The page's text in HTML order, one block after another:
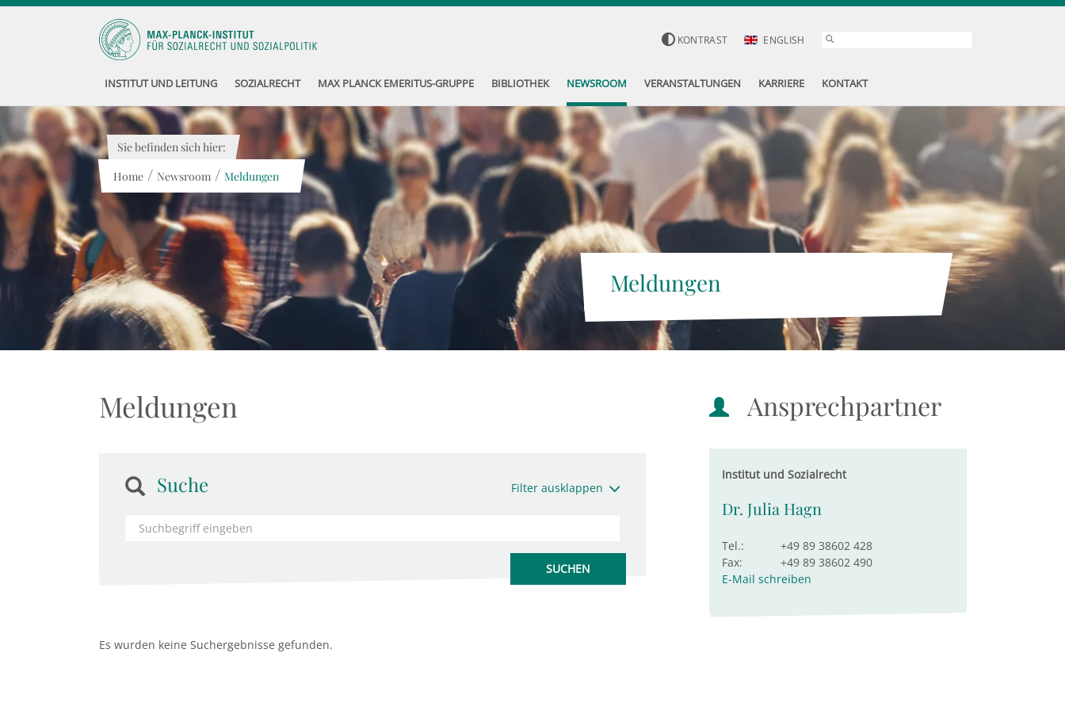
KONTRAST ENGLISH
INSTITUT UND LEITUNG SOZIALRECHT MAX PLANCK EMERITUS-GRUPPE BIBLIOTHEK NEWSROOM VERANSTALTUNGEN KARRIERE KONTAKT
Meldungen
Sie befinden sich hier:
Home / Newsroom / Meldungen
Meldungen
Suche Filter ausklappen
Es wurden keine Suchergebnisse gefunden.
Ansprechpartner
Institut und Sozialrecht
Dr. Julia Hagn
Tel.:
+49 89 38602 428
Fax:
+49 89 38602 490
E-Mail schreiben